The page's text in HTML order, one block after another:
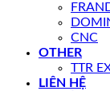
CNC
OTHER
TTR
LIÊN HỆ